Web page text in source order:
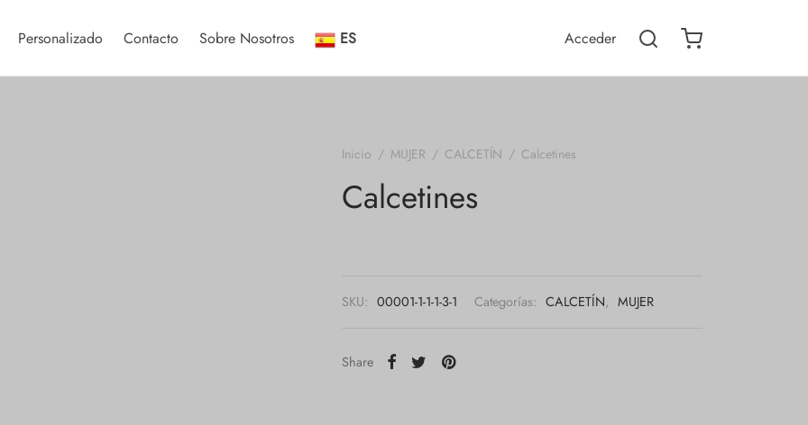
Personalizado Contacto Sobre Nosotros ES Acceder
Inicio / MUJER / CALCETÍN / Calcetines
Calcetines
SKU: 00001-1-1-1-3-1 Categorías: CALCETÍN, MUJER
Share